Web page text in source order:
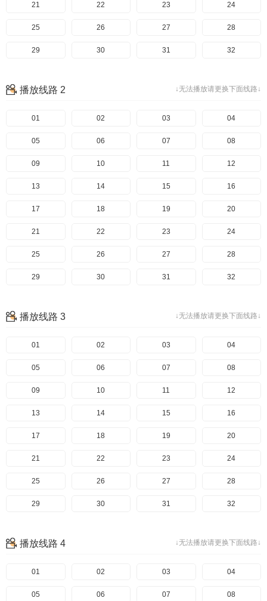
21 22 23 24
25 26 27 28
29 30 31 32
37
41 42 43 44
45 46 47 48
49 50 51 52
53 54 55 56
57 58 59 60
61 62 63 64
65 66 67 68
69 70 71 72
77
81 82 83 84
85 86 87 88
89 90 91 92
93 94 95 96
97 98 99 100
101 102 103 104
105 106 107 108
109 110 111 112
117
121 122 123 124
125 126 127 128
↓无法播放请更换下面线路↓
播放线路 2
01 02 03 04
05 06 07 08
09 10 11 12
13 14 15 16
17 18 19 20
21 22 23 24
25 26 27 28
29 30 31 32
37
41 42 43 44
45 46 47 48
49 50 51 52
53 54 55 56
57 58 59 60
61 62 63 64
65 66 67 68
69 70 71 72
77
81 82 83 84
85 86 87 88
↓无法播放请更换下面线路↓
播放线路 3
01 02 03 04
05 06 07 08
09 10 11 12
13 14 15 16
17 18 19 20
21 22 23 24
25 26 27 28
29 30 31 32
37
41 42 43 44
45 46 47 48
↓无法播放请更换下面线路↓
播放线路 4
01 02 03 04
05 06 07 08